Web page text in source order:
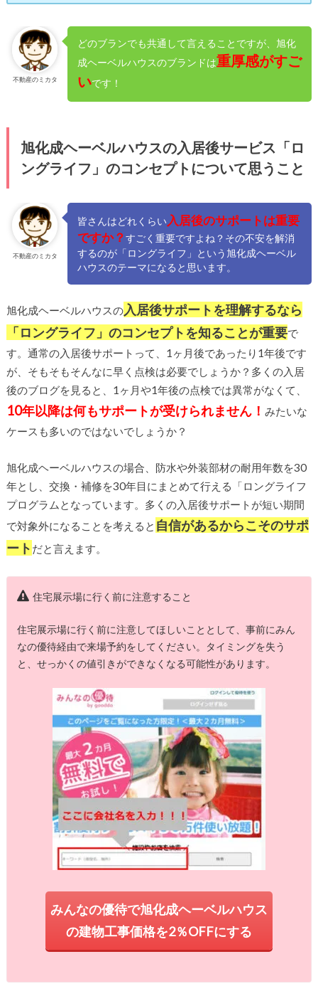
不動産のミカタ
どのブランでも共通して言えることですが、旭化
成ヘーベルハウスのブランドは重厚感がすご
いです！
旭化成ヘーベルハウスの入居後サービス「ロ
ングライフ」のコンセプトについて思うこと
不動産のミカタ
皆さんはどれくらい入居後のサポートは重要
ですか？ すごく重要ですよね？その不安を解消
するのが「ロングライフ」という旭化成ヘーベル
ハウスのテーマになると思います。
旭化成ヘーベルハウスの入居後サポートを理解するなら
「ロングライフ」のコンセプトを知ることが重要で
す。通常の入居後サポートって、1ヶ月後であったり1年後です
が、そもそもそんなに早く点検は必要でしょうか？多くの入居
後のブログを見ると、1ヶ月や1年後の点検では異常がなくて、
10年以降は何もサポートが受けられません！ みたいな
ケースも多いのではないでしょうか？
旭化成ヘーベルハウスの場合、防水や外装部材の耐用年数を30
年とし、交換・補修を30年目にまとめて行える「ロングライフ
プログラムとなっています。多くの入居後サポートが短い期間
で対象外になることを考えると 自信があるからこそのサポ
ート だと言えます。
住宅展示場に行く前に注意すること
住宅展示場に行く前に注意してほしいこととして、事前にみん
なの優待経由で来場予約をしてください。タイミングを失う
と、せっかくの値引きができなくなる可能性があります。
みんなの優待で旭化成ヘーベルハウス
の建物工事価格を2％OFFにする